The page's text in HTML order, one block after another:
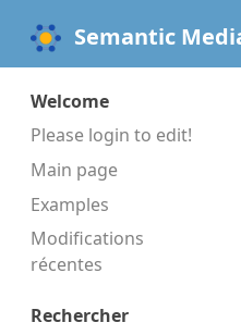
Semantic
Welcome
Please login to edit!
Main page
Examples
Modifications
récentes
Rechercher